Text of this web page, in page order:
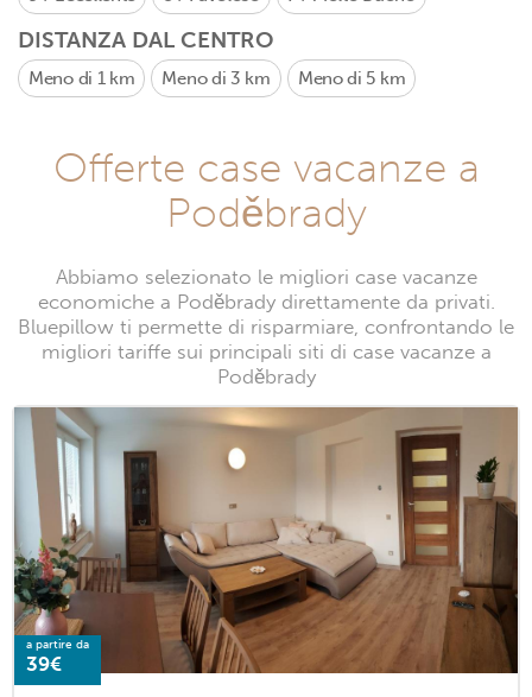
DISTANZA DAL CENTRO
Meno di 1 km Meno di 3 km Meno di 5 km
Offerte case vacanze a
Poděbrady
Abbiamo selezionato le migliori case vacanze
economiche a Poděbrady direttamente da privati.
Bluepillow ti permette di risparmiare, confrontando le
migliori tariffe sui principali siti di case vacanze a
Poděbrady
a partire da
39€